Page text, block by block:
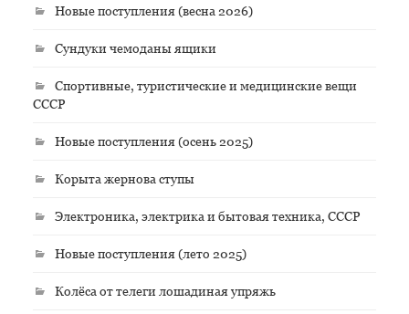
Новые поступления (весна 2026)
Сундуки чемоданы ящики
Спортивные, туристические и медицинские вещи
СССР
Новые поступления (осень 2025)
Корыта жернова ступы
Электроника, электрика и бытовая техника, СССР
Новые поступления (лето 2025)
Колёса от телеги лошадиная упряжь